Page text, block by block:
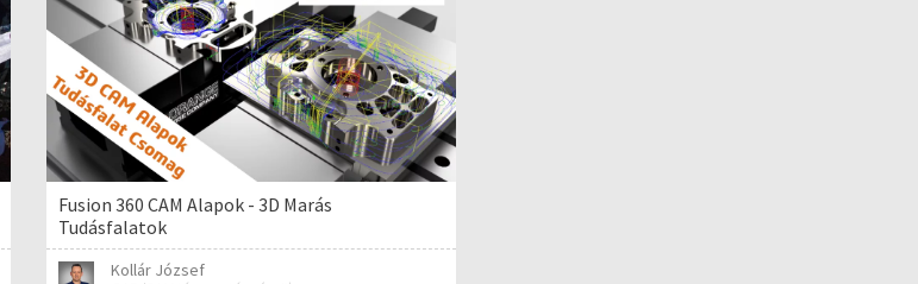
Fusion 360 CAM Alapok - 3D Marás
Tudásfalatok
Kollár József